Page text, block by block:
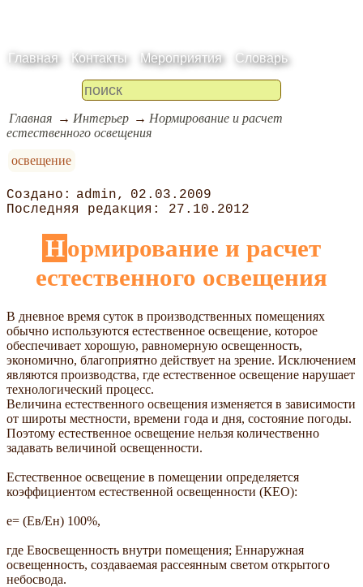
Главная Контакты Мероприятия Словарь
Главная Интерьер
Нормирование и расчет
естественного освещения
освещение
admin
02.03.2009
27.10.2012
Нормирование и расчет
естественного освещения
В дневное время суток в производственных помещениях
обычно используются естественное освещение, которое
обеспечивает хорошую, равномерную освещенность,
экономично, благоприятно действует на зрение. Исключением
являются производства, где естественное освещение нарушает
технологический процесс.
Величина естественного освещения изменяется в зависимости
от широты местности, времени года и дня, состояние погоды.
Поэтому естественное освещение нельзя количественно
задавать величиной освещенности.
Естественное освещение в помещении определяется
коэффициентом естественной освещенности (КЕО):
e= (Eв/Eн) 100%,
где Eвосвещенность внутри помещения; Eннаружная
освещенность, создаваемая рассеянным светом открытого
небосвода.